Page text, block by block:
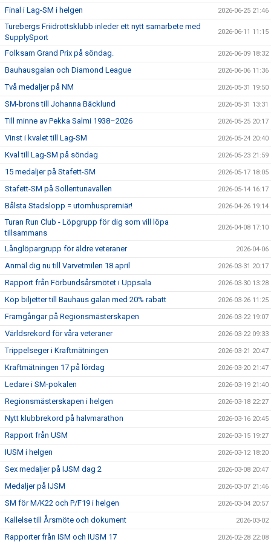
Final i Lag-SM i helgen 2026-06-25 21:46
Turebergs Friidrottsklubb inleder ett nytt samarbete med
SupplySport
2026-06-11 11:15
Folksam Grand Prix på söndag. 2026-06-09 18:32
Bauhausgalan och Diamond League 2026-06-06 11:36
Två medaljer på NM 2026-05-31 19:50
SM-brons till Johanna Bäcklund 2026-05-31 13:31
Till minne av Pekka Salmi 1938–2026 2026-05-25 20:17
Vinst i kvalet till Lag-SM 2026-05-24 20:40
Kval till Lag-SM på söndag 2026-05-23 21:59
15 medaljer på Stafett-SM 2026-05-17 18:05
Stafett-SM på Sollentunavallen 2026-05-14 16:17
Bålsta Stadslopp = utomhuspremiär! 2026-04-26 19:14
Turan Run Club - Löpgrupp för dig som vill löpa
tillsammans
2026-04-08 17:10
Långlöpargrupp för äldre veteraner 2026-04-06
Anmäl dig nu till Varvetmilen 18 april 2026-03-31 20:17
Rapport från Förbundsårsmötet i Uppsala 2026-03-30 13:28
Köp biljetter till Bauhaus galan med 20% rabatt 2026-03-26 11:25
Framgångar på Regionsmästerskapen 2026-03-22 19:07
Världsrekord för våra veteraner 2026-03-22 09:33
Trippelseger i Kraftmätningen 2026-03-21 20:47
Kraftmätningen 17 på lördag 2026-03-20 21:47
Ledare i SM-pokalen 2026-03-19 21:40
Regionsmästerskapen i helgen 2026-03-18 22:27
Nytt klubbrekord på halvmarathon 2026-03-16 20:45
Rapport från USM 2026-03-15 19:27
IUSM i helgen 2026-03-12 18:20
Sex medaljer på IJSM dag 2 2026-03-08 20:47
Medaljer på IJSM 2026-03-07 21:46
SM för M/K22 och P/F19 i helgen 2026-03-04 20:57
Kallelse till Årsmöte och dokument 2026-03-02
Rapporter från ISM och IUSM 17 2026-02-28 22:08